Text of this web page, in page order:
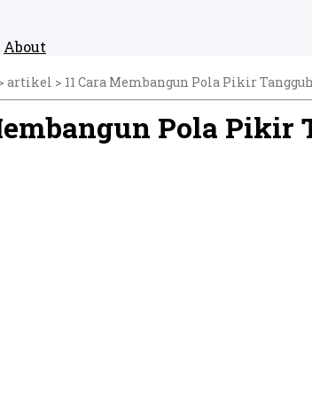
About
artikel > 11 Cara Membangun Pola Pikir
Pola